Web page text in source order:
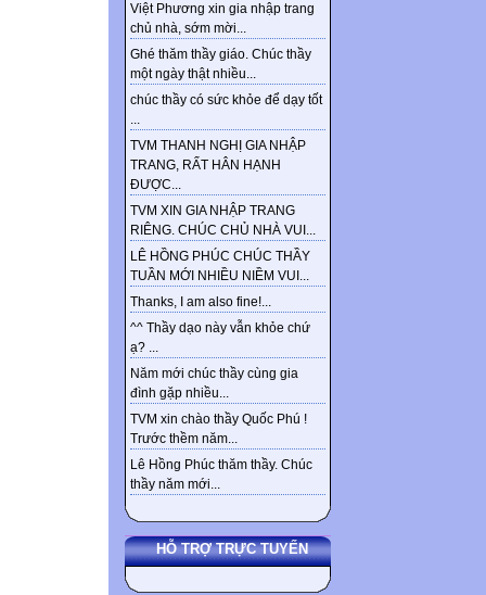
Việt Phương xin gia nhập trang
chủ nhà, sớm mời...
Ghé thăm thầy giáo. Chúc thầy
một ngày thật nhiều...
chúc thầy có sức khỏe để dạy tốt
...
TVM THANH NGHỊ GIA NHẬP
TRANG, RẤT HÂN HẠNH
ĐƯỢC...
TVM XIN GIA NHẬP TRANG
RIÊNG. CHÚC CHỦ NHÀ VUI...
LÊ HỒNG PHÚC CHÚC THẦY
TUẦN MỚI NHIỀU NIỀM VUI...
Thanks, I am also fine!...
^^ Thầy dạo này vẫn khỏe chứ
ạ? ...
Năm mới chúc thầy cùng gia
đình gặp nhiều...
TVM xin chào thầy Quốc Phú !
Trước thềm năm...
Lê Hồng Phúc thăm thầy. Chúc
thầy năm mới...
HỖ TRỢ TRỰC TUYẾN